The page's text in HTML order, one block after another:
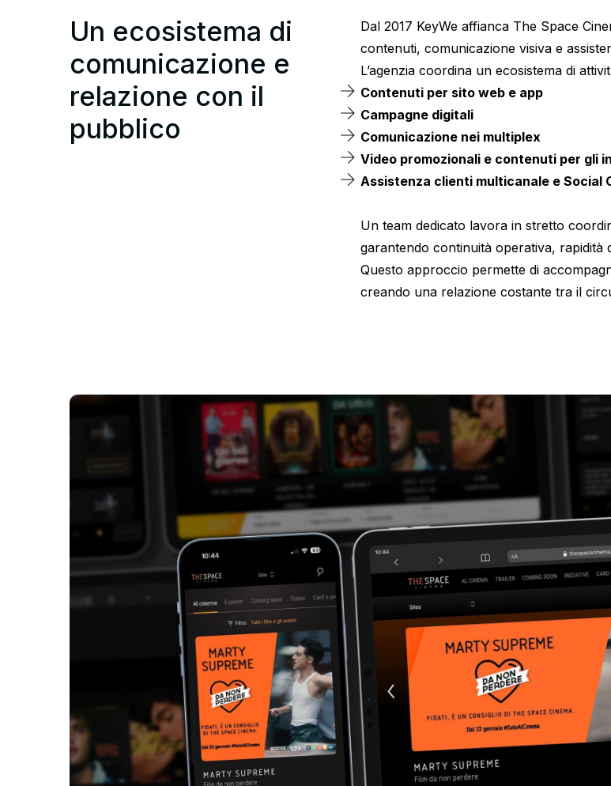
Un ecosistema di
comunicazione e
relazione con il
pubblico
Dal 2017 KeyWe affianca The Space
contenuti, comunicazione visiva e
L’agenzia coordina un ecosistema di
Contenuti per sito web e app
Campagne digitali
Comunicazione nei multiplex
Video promozionali e contenuti per gli
Assistenza clienti multicanale e Social
Un team dedicato lavora in stretto
garantendo continuità operativa,
Questo approccio permette di
creando una relazione costante tra il